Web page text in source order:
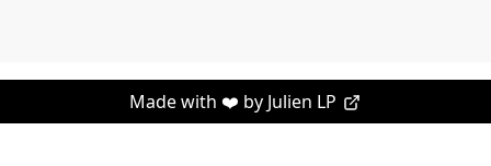
Made with ❤️ by Julien LP